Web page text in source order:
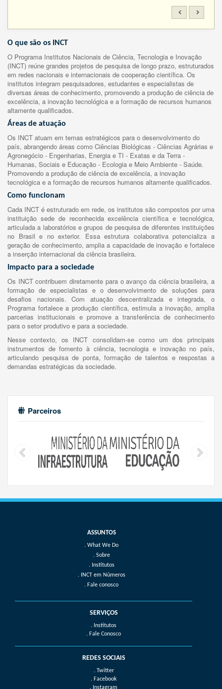
O que são os INCT
O Programa Institutos Nacionais de Ciência, Tecnologia e Inovação
(INCT) reúne grandes projetos de pesquisa de longo prazo, estruturados
em redes nacionais e internacionais de cooperação científica. Os
institutos integram pesquisadores, estudantes e especialistas de
diversas áreas de conhecimento, promovendo a produção de ciência de
excelência, a inovação tecnológica e a formação de recursos humanos
altamente qualificados.
Áreas de atuação
Os INCT atuam em temas estratégicos para o desenvolvimento do
país, abrangendo áreas como Ciências Biológicas - Ciências Agrárias e
Agronegócio - Engenharias, Energia e TI - Exatas e da Terra -
Humanas, Sociais e Educação - Ecologia e Meio Ambiente - Saúde.
Promovendo a produção de ciência de excelência, a inovação
tecnológica e a formação de recursos humanos altamente qualificados.
Como funcionam
Cada INCT é estruturado em rede, os institutos são compostos por uma
instituição sede de reconhecida excelência científica e tecnológica,
articulada a laboratórios e grupos de pesquisa de diferentes instituições
no Brasil e no exterior. Essa estrutura colaborativa potencializa a
geração de conhecimento, amplia a capacidade de inovação e fortalece
a inserção internacional da ciência brasileira.
Impacto para a sociedade
Os INCT contribuem diretamente para o avanço da ciência brasileira, a
formação de especialistas e o desenvolvimento de soluções para
desafios nacionais. Com atuação descentralizada e integrada, o
Programa fortalece a produção científica, estimula a inovação, amplia
parcerias institucionais e promove a transferência de conhecimento
para o setor produtivo e para a sociedade.
Nesse contexto, os INCT consolidam-se como um dos principais
instrumentos de fomento à ciência, tecnologia e inovação no país,
articulando pesquisa de ponta, formação de talentos e respostas a
demandas estratégicas da sociedade.
Parceiros
What We Do
Sobre
Institutos
INCT em Números
Fale conosco
SERVIÇOS
. Institutos
. Fale Conosco
REDES SOCIAIS
. Twitter
. Facebook
. Instagram